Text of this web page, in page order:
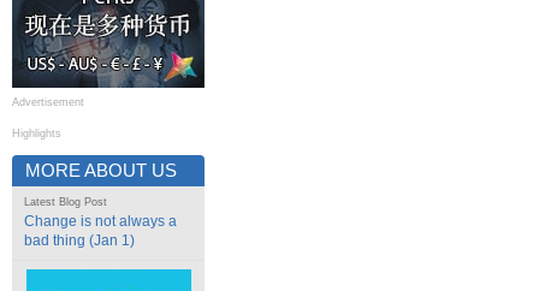
Advertisement
Highlights
MORE ABOUT US
Latest Blog Post
Change is not always a
bad thing (Jan 1)